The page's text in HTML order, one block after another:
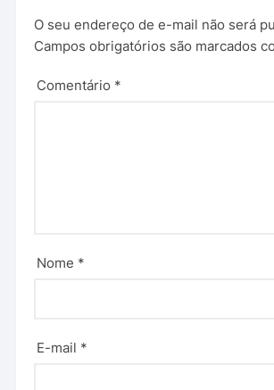
O seu endereço de e-mail não será
Campos obrigatórios são marcados
Comentário *
Nome *
E-mail *